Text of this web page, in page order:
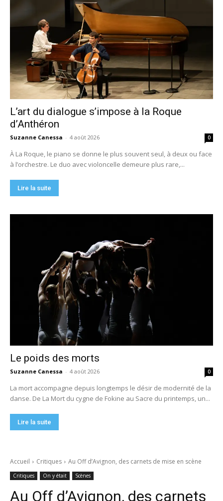
L’art du dialogue s’impose à la Roque
d’Anthéron
Suzanne Canessa - 4 août 2026 0
À La Roque, le piano se donne le plus souvent seul, à deux ou face
à l’orchestre. Le duo avec violoncelle demeure plus rare,...
Lire la suite
Le poids des morts
Suzanne Canessa - 4 août 2026 0
La mort accompagne depuis longtemps le désir de modernité de la
danse. De La Mort du cygne de Fokine au Sacre du printemps, un...
Lire la suite